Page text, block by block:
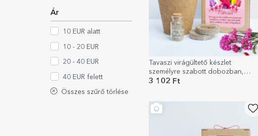
Ár
10 EUR alatt
10 - 20 EUR
20 - 40 EUR
40 EUR felett
Összes szűrő törlése
Tavaszi virágültető készlet
személyre szabott dobozban,
üzenettel március 8-ra
3 102 Ft